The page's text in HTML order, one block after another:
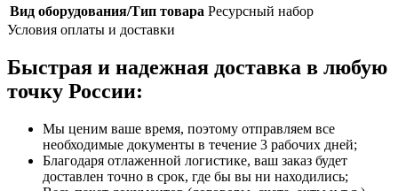
Вид оборудования/Тип товара Ресурсный набор
Условия оплаты и доставки
Быстрая и надежная доставка в любую
точку России:
Мы ценим ваше время, поэтому отправляем все
необходимые документы в течение 3 рабочих дней;
Благодаря отлаженной логистике, ваш заказ будет
доставлен точно в срок, где бы вы ни находились;